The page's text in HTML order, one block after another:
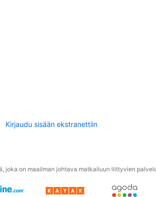
Kirjaudu sisään ekstranettiin
joka on maailman johtava matkailuun liittyvien